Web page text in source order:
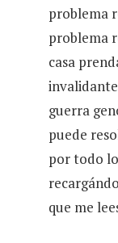
problema
problema
casa
guerra
puede
por todo
que me